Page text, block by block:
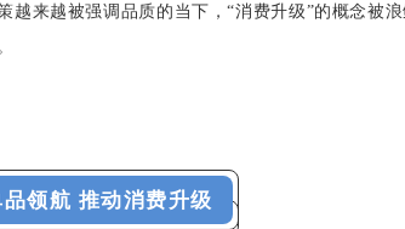
来越被强调品质的当下，“消费升级”的概念被
品领航 推动消费升级